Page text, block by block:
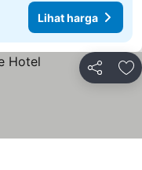
Lihat harga
Bagikan